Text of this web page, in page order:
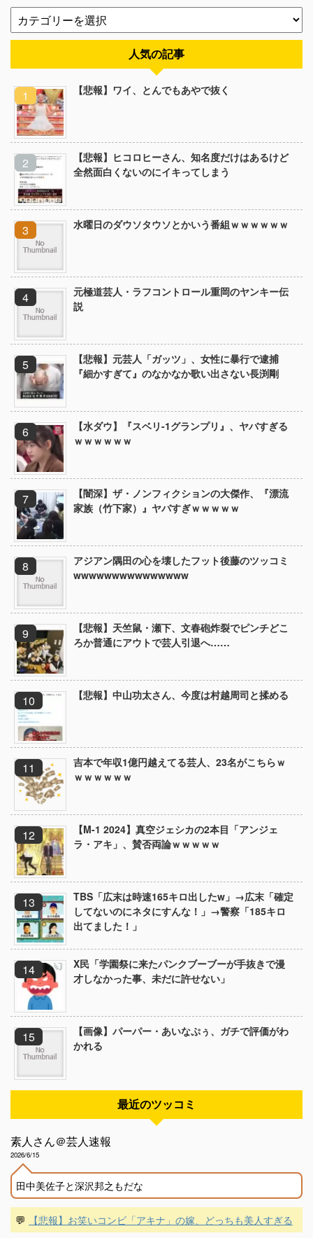
人気の記事
【悲報】ワイ、とんでもあやで抜く
【悲報】ヒコロヒーさん、知名度だけはあるけど
全然面白くないのにイキってしまう
水曜日のダウソタウソとかいう番組ｗｗｗｗｗｗ
元極道芸人・ラフコントロール重岡のヤンキー伝
説
【悲報】元芸人「ガッツ」、女性に暴行で逮捕
『細かすぎて』のなかなか歌い出さない長渕剛
【水ダウ】『スベリ-1グランプリ』、ヤバすぎる
ｗｗｗｗｗｗ
【闇深】ザ・ノンフィクションの大傑作、『漂流
家族（竹下家）』ヤバすぎｗｗｗｗｗ
アジアン隅田の心を壊したフット後藤のツッコミ
wwwwwwwwwwwwwww
【悲報】天竺鼠・瀬下、文春砲炸裂でピンチどこ
ろか普通にアウトで芸人引退へ……
【悲報】中山功太さん、今度は村越周司と揉める
吉本で年収1億円越えてる芸人、23名がこちらｗ
ｗｗｗｗｗｗ
【M-1 2024】真空ジェシカの2本目「アンジェ
ラ・アキ」、賛否両論ｗｗｗｗｗ
TBS「広末は時速165キロ出したw」→広末「確定
してないのにネタにすんな！」→警察「185キロ
出てました！」
X民「学園祭に来たパンクブーブーが手抜きで漫
才しなかった事、未だに許せない」
【画像】パーパー・あいなぷぅ、ガチで評価がわ
かれる
最近のツッコミ
素人さん＠芸人速報
2026/6/15
田中美佐子と深沢邦之もだな
💬 【悲報】お笑いコンビ「アキナ」の嫁、どっちも美人すぎる